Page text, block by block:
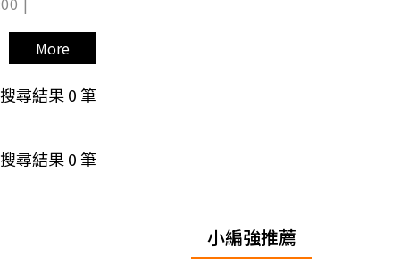
More
搜尋結果0筆
搜尋結果0筆
小編強推薦